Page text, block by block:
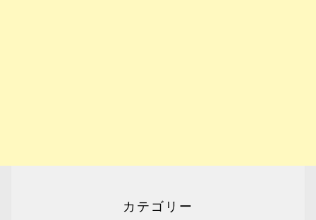
カテゴリー